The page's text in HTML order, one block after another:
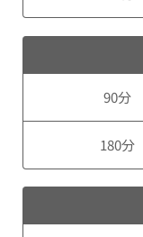
90分
180分